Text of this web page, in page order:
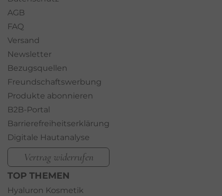
AGB
FAQ
Versand
Newsletter
Bezugsquellen
Freundschaftswerbung
Produkte abonnieren
B2B-Portal
Barrierefreiheitserklärung
Digitale Hautanalyse
Vertrag widerrufen
TOP THEMEN
Hyaluron Kosmetik